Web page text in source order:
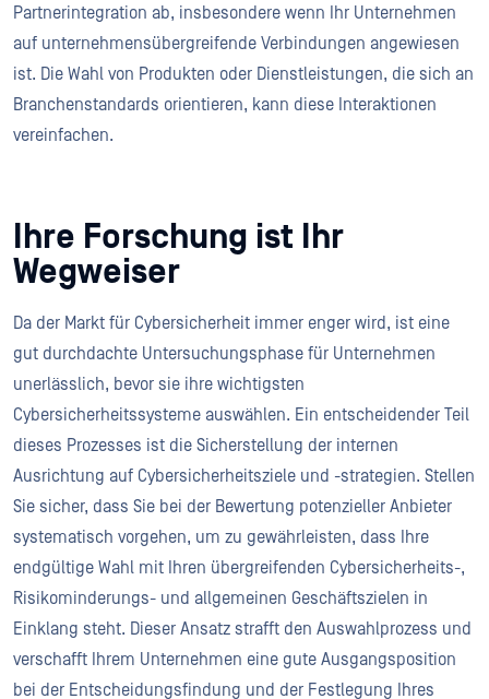
Partnerintegration ab, insbesondere wenn Ihr Unternehmen
auf unternehmensübergreifende Verbindungen angewiesen
ist. Die Wahl von Produkten oder Dienstleistungen, die sich an
Branchenstandards orientieren, kann diese Interaktionen
vereinfachen.
Ihre Forschung ist Ihr
Wegweiser
Da der Markt für Cybersicherheit immer enger wird, ist eine
gut durchdachte Untersuchungsphase für Unternehmen
unerlässlich, bevor sie ihre wichtigsten
Cybersicherheitssysteme auswählen. Ein entscheidender Teil
dieses Prozesses ist die Sicherstellung der internen
Ausrichtung auf Cybersicherheitsziele und -strategien. Stellen
Sie sicher, dass Sie bei der Bewertung potenzieller Anbieter
systematisch vorgehen, um zu gewährleisten, dass Ihre
endgültige Wahl mit Ihren übergreifenden Cybersicherheits-,
Risikominderungs- und allgemeinen Geschäftszielen in
Einklang steht. Dieser Ansatz strafft den Auswahlprozess und
verschafft Ihrem Unternehmen eine gute Ausgangsposition
bei der Entscheidungsfindung und der Festlegung Ihres